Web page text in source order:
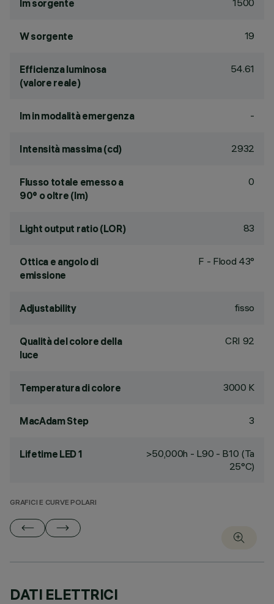
lm sorgente 1500
W sorgente 19
Efficienza luminosa
(valore reale)
54.61
lm in modalità emergenza -
Intensità massima (cd) 2932
Flusso totale emesso a
90° o oltre (lm)
0
Light output ratio (LOR) 83
Ottica e angolo di
emissione
F - Flood 43°
Adjustability fisso
Qualità del colore della
luce
CRI 92
Temperatura di colore 3000 K
MacAdam Step 3
Lifetime LED 1
>50,000h - L90 - B10 (Ta
25°C)
GRAFICI E CURVE POLARI
DATI ELETTRICI